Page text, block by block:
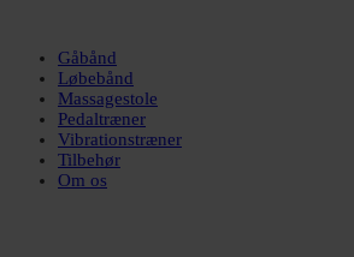
Gåbånd
Løbebånd
Massagestole
Pedaltræner
Vibrationstræner
Tilbehør
Om os